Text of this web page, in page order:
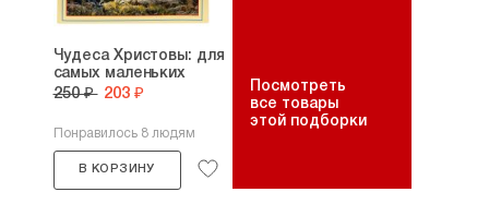
Чудеса Христовы: для
самых маленьких
250 ₽ 203 ₽
Понравилось 8 людям
В КОРЗИНУ
Посмотреть
все товары
этой подборки